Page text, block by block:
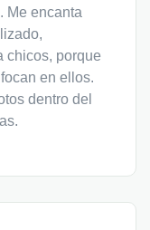
Me encanta
chicos, porque
en ellos.
dentro del